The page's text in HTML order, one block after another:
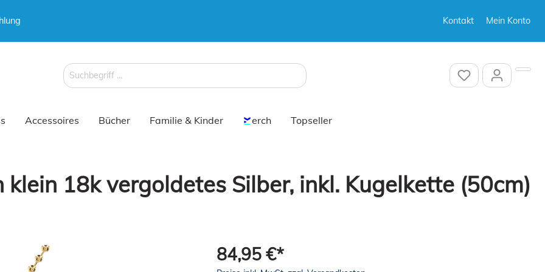
Kontakt Mein Konto
Accessoires Bücher Familie & Kinder erch Topseller
Sonstiges
18k vergoldetes Silber, inkl. Kugelkette (50cm)
84,95 €*
Schirme